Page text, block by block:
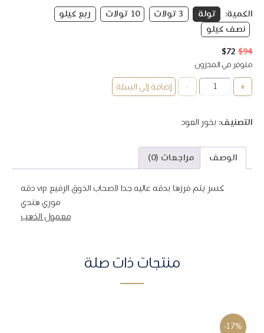
الكمية:
تولة 3 تولات 10 تولات
ربع كيلو
نصف كيلو
$94
السعر
الأصلي
هو:
$72
الحالي
هو:
متوفر في المخزون
+
كمية
VIP
- إضافة إلى السلة
التصنيف: بخور العود
الوصف مراجعات (0)
كسر يتم فرزها بدقه عاليه جدا لاصحاب الذوق الرفيع vip دقه
موري هندي
معمول الذهب
منتجات ذات صلة
-17%